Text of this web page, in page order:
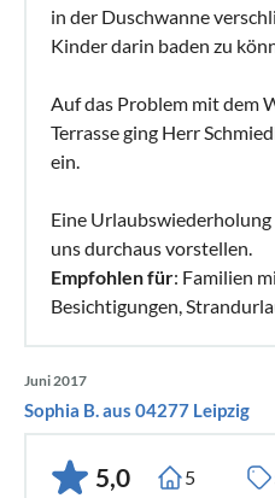
in der Duschwanne
Kinder darin baden zu
Auf das Problem mit dem
Terrasse ging Herr
ein.
Eine
uns durchaus vorstellen.
Empfohlen für: Familien
Besichtigungen,
Juni 2017
Sophia B. aus 04277 Leipzig
5,0 5